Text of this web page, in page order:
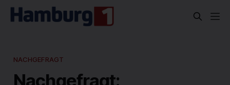
NACHGEFRAGT
Nachgefragt: